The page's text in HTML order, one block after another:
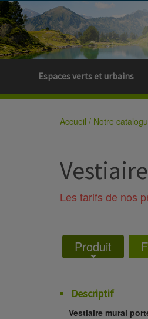
Espaces verts et urbains
Accueil / Notre
Les tarifs de nos
Produit
Descriptif
Vestiaire mural